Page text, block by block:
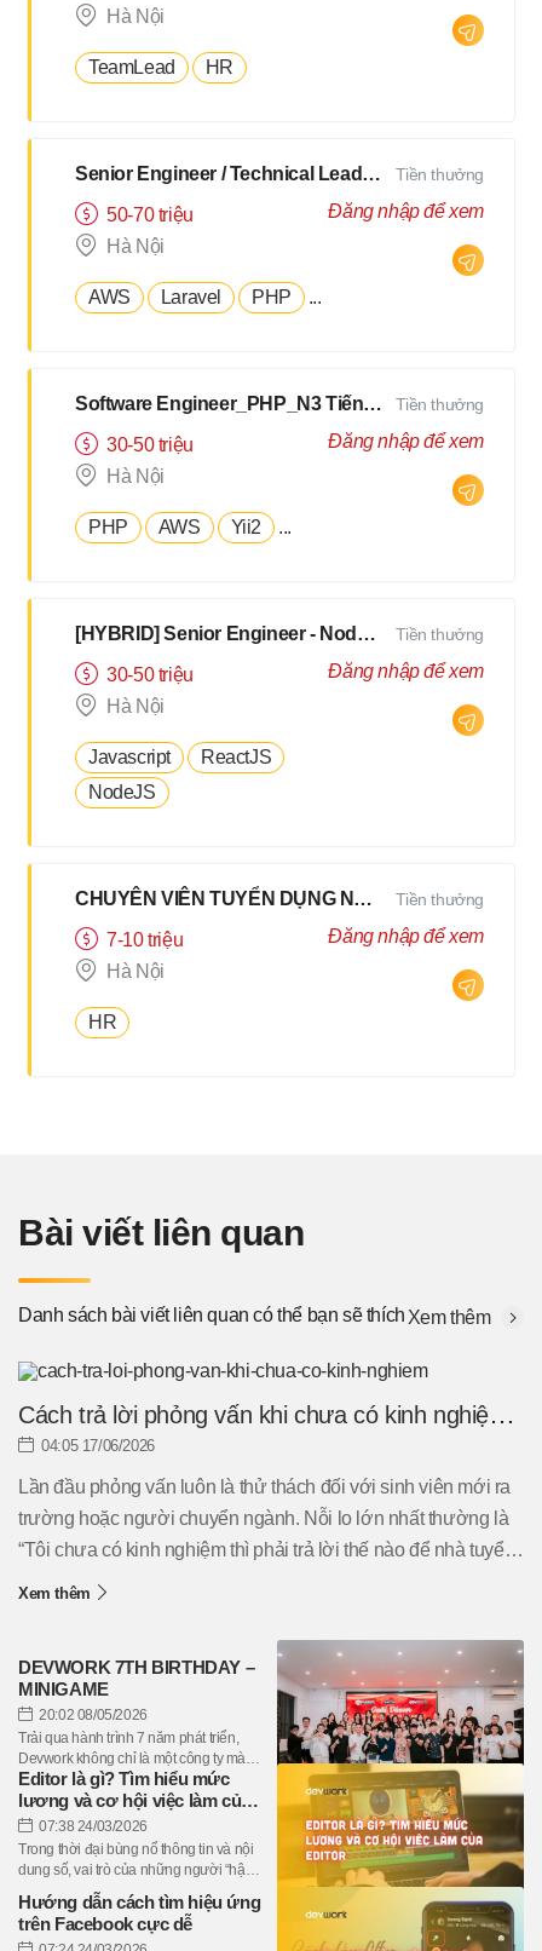
Hà Nội
TeamLead HR
Senior Engineer / Technical Leader - N2 Tiếng Nhật - Lương upto $3000
50-70 triệu
Hà Nội
AWS Laravel PHP ...
Tiền thưởng
Đăng nhập để xem
Software Engineer_PHP_N3 Tiếng Nhật [Salary up to $2500]
30-50 triệu
Hà Nội
PHP AWS Yii2 ...
Tiền thưởng
Đăng nhập để xem
[HYBRID] Senior Engineer - NodeJS, TypeScript - N3 Tiếng Nhật [ Hà Nội/Đà Nẵng]
30-50 triệu
Hà Nội
Javascript
ReactJS
NodeJS
Tiền thưởng
Đăng nhập để xem
CHUYÊN VIÊN TUYỂN DỤNG NỘI BỘ HYBRID 2Buổi/Tuần
7-10 triệu
Hà Nội
HR
Tiền thưởng
Đăng nhập để xem
Bài viết liên quan
Danh sách bài viết liên quan có thể bạn sẽ thích Xem thêm
Cách trả lời phỏng vấn khi chưa có kinh nghiệm
hiệu quả
04:05 17/06/2026
Lần đầu phỏng vấn luôn là thử thách đối với sinh viên mới ra
trường hoặc người chuyển ngành. Nỗi lo lớn nhất thường là
“Tôi chưa có kinh nghiệm thì phải trả lời thế nào để nhà tuyển
dụng đánh giá cao?”. Thực tế, kinh nghiệm không phải yếu tố
kỹ năng, thái độ và tiềm năng phát triển, bạn hoàn toàn có thể
ghi điểm trong mắt nhà tuyển dụng. Hãy cùng tìm hiểu cách trả
lời phỏng vấn khi chưa có kinh nghiệm hiệu quả qua bài viết
dưới đây....
Xem thêm
DEVWORK 7TH BIRTHDAY –
MINIGAME
20:02 08/05/2026
Trải qua hành trình 7 năm phát triển,
Devwork không chỉ là một công ty mà
còn là nơi gắn kết những con người
cùng chí hướng 💙
Editor là gì? Tìm hiểu mức
lương và cơ hội việc làm của
Editor
07:38 24/03/2026
Trong thời đại bùng nổ thông tin và nội
dung số, vai trò của những người “hậu
kỳ” - những người gọt giũa, định hình và
biến các ý tưởng thô thành những sản
phẩm hoàn chỉnh - ngày càng trở nên
Hướng dẫn cách tìm hiệu ứng
trên Facebook cực dễ